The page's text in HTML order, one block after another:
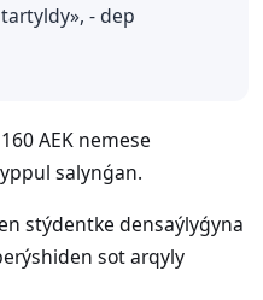
- dep
AEK nemese
salynǵan.
stýdentke densaýlyǵyna
sot arqyly